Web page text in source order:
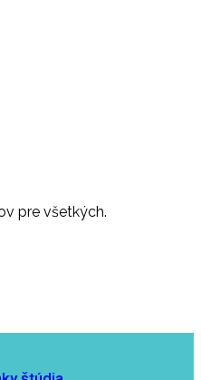
pre všetkých.